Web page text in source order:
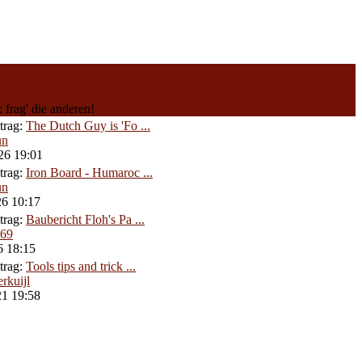
die anderen!
The Dutch Guy is 'Fo ...
19:01
Iron Board - Humaroc ...
10:17
Baubericht Floh's Pa ...
18:15
Tools tips and trick ...
19:58